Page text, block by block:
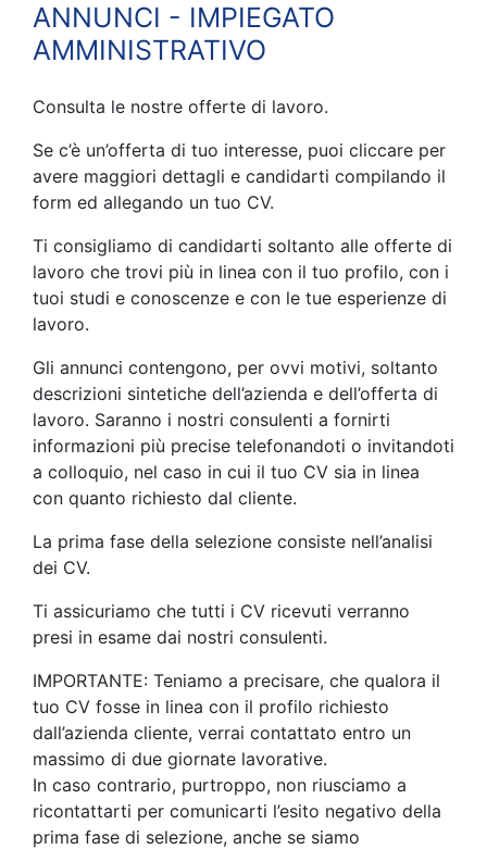
ANNUNCI - IMPIEGATO
AMMINISTRATIVO
Consulta le nostre offerte di lavoro.
Se c’è un’offerta di tuo interesse, puoi cliccare per
avere maggiori dettagli e candidarti compilando il
form ed allegando un tuo CV.
Ti consigliamo di candidarti soltanto alle offerte di
lavoro che trovi più in linea con il tuo profilo, con i
tuoi studi e conoscenze e con le tue esperienze di
lavoro.
Gli annunci contengono, per ovvi motivi, soltanto
descrizioni sintetiche dell’azienda e dell’offerta di
lavoro. Saranno i nostri consulenti a fornirti
informazioni più precise telefonandoti o invitandoti
a colloquio, nel caso in cui il tuo CV sia in linea
con quanto richiesto dal cliente.
La prima fase della selezione consiste nell’analisi
dei CV.
Ti assicuriamo che tutti i CV ricevuti verranno
presi in esame dai nostri consulenti.
IMPORTANTE: Teniamo a precisare, che qualora il
tuo CV fosse in linea con il profilo richiesto
dall’azienda cliente, verrai contattato entro un
massimo di due giornate lavorative.
In caso contrario, purtroppo, non riusciamo a
ricontattarti per comunicarti l’esito negativo della
prima fase di selezione, anche se siamo